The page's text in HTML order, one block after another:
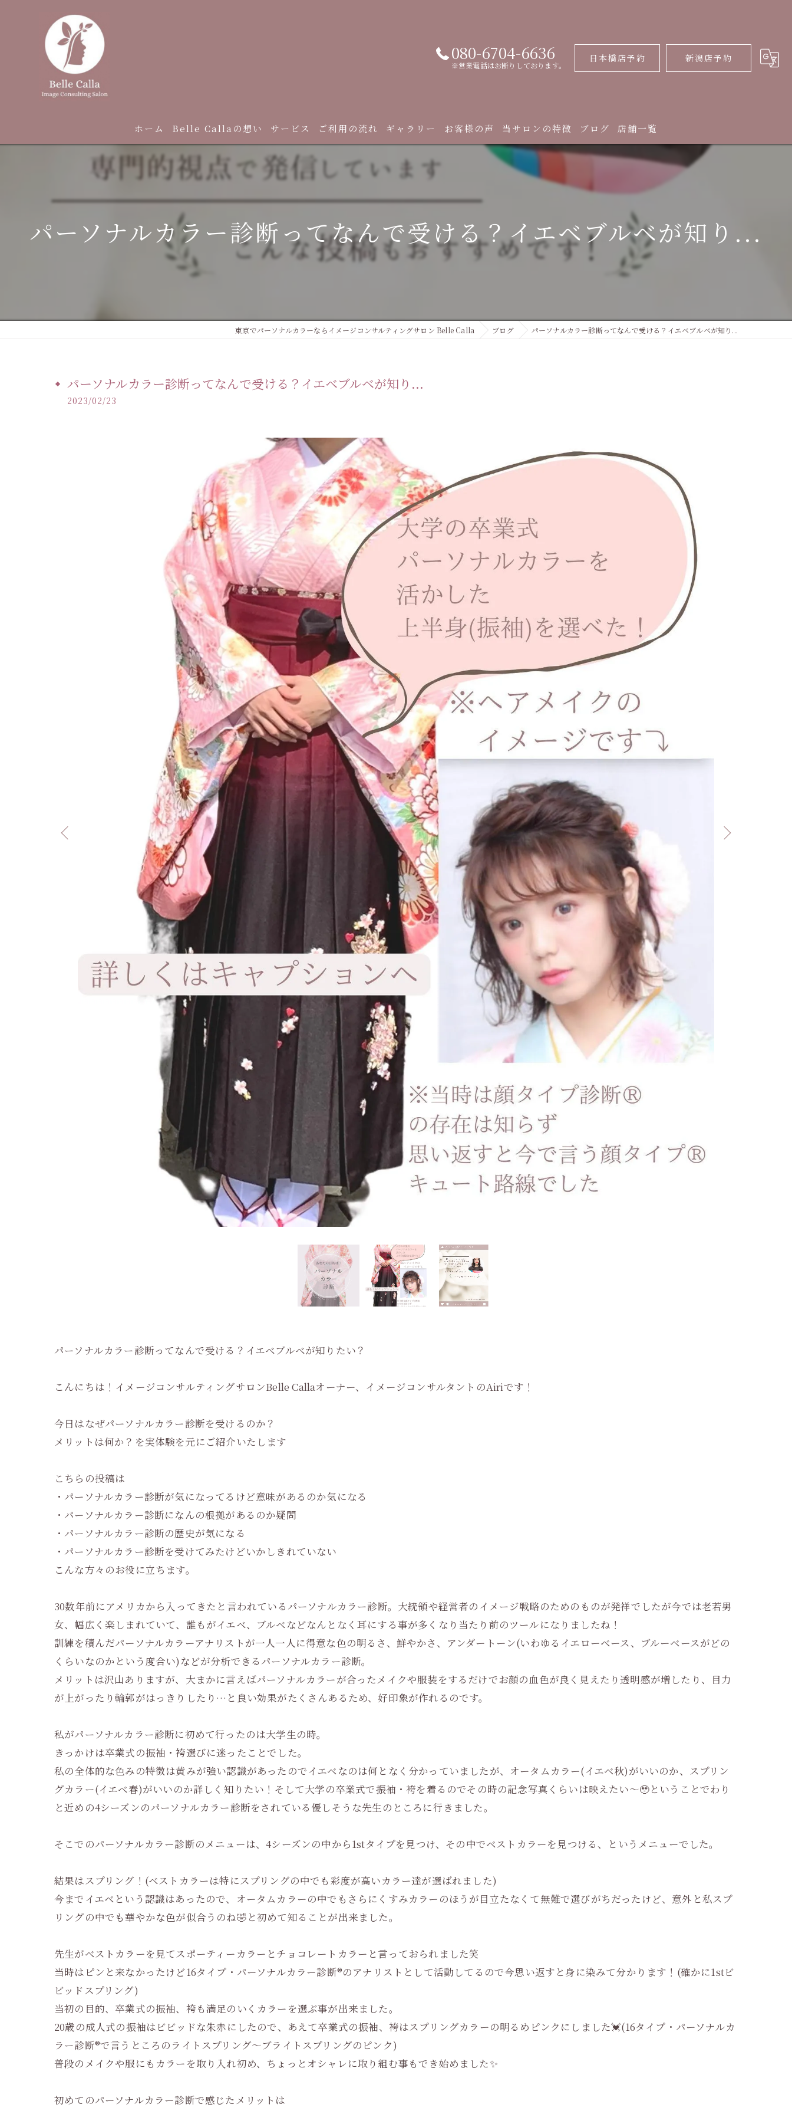
080-6704-6636
※営業電話はお断りしております。
日本橋店予約 新潟店予約
ホーム Belle Callaの想い サービス ご利用の流れ ギャラリー お客様の声 当サロンの特徴
診断
骨格診断
メイクレッスン
ブログ 店舗一覧
パーソナルカラー診断ってなんで受ける？イエベブルベが知り...
東京でパーソナルカラーならイメージコンサルティングサロン Belle Calla ブログ パーソナルカラー診断ってなんで受ける？イエベブルベが知り...
パーソナルカラー診断ってなんで受ける？イエベブルベが知り...
2023/02/23
パーソナルカラー診断ってなんで受ける？イエベブルベが知りたい？
こんにちは！イメージコンサルティングサロンBelle Callaオーナー、イメージコンサルタントのAiriです！
今日はなぜパーソナルカラー診断を受けるのか？
メリットは何か？を実体験を元にご紹介いたします
こちらの投稿は
・パーソナルカラー診断が気になってるけど意味があるのか気になる
・パーソナルカラー診断になんの根拠があるのか疑問
・パーソナルカラー診断の歴史が気になる
・パーソナルカラー診断を受けてみたけどいかしきれていない
こんな方々のお役に立ちます。
30数年前にアメリカから入ってきたと言われているパーソナルカラー診断。大統領や経営者のイメージ戦略のためのものが発祥でしたが今では老若男
女、幅広く楽しまれていて、誰もがイエベ、ブルベなどなんとなく耳にする事が多くなり当たり前のツールになりましたね！
訓練を積んだパーソナルカラーアナリストが一人一人に得意な色の明るさ、鮮やかさ、アンダートーン(いわゆるイエローベース、ブルーベースがどの
くらいなのかという度合い)などが分析できるパーソナルカラー診断。
メリットは沢山ありますが、大まかに言えばパーソナルカラーが合ったメイクや服装をするだけでお顔の血色が良く見えたり透明感が増したり、目力
が上がったり輪郭がはっきりしたり…と良い効果がたくさんあるため、好印象が作れるのです。
私がパーソナルカラー診断に初めて行ったのは大学生の時。
きっかけは卒業式の振袖・袴選びに迷ったことでした。
私の全体的な色みの特徴は黄みが強い認識があったのでイエベなのは何となく分かっていましたが、オータムカラー(イエベ秋)がいいのか、スプリン
グカラー(イエベ春)がいいのか詳しく知りたい！そして大学の卒業式で振袖・袴を着るのでその時の記念写真くらいは映えたい〜🥹ということでわり
と近めの4シーズンのパーソナルカラー診断をされている優しそうな先生のところに行きました。
そこでのパーソナルカラー診断のメニューは、4シーズンの中から1stタイプを見つけ、その中でベストカラーを見つける、というメニューでした。
結果はスプリング！(ベストカラーは特にスプリングの中でも彩度が高いカラー達が選ばれました)
今までイエベという認識はあったので、オータムカラーの中でもさらにくすみカラーのほうが目立たなくて無難で選びがちだったけど、意外と私スプ
リングの中でも華やかな色が似合うのね🤣と初めて知ることが出来ました。
先生がベストカラーを見てスポーティーカラーとチョコレートカラーと言っておられました笑
当時はピンと来なかったけど16タイプ・パーソナルカラー診断®︎のアナリストとして活動してるので今思い返すと身に染みて分かります！(確かに1stビ
ビッドスプリング)
当初の目的、卒業式の振袖、袴も満足のいくカラーを選ぶ事が出来ました。
20歳の成人式の振袖はビビッドな朱赤にしたので、あえて卒業式の振袖、袴はスプリングカラーの明るめピンクにしました💓(16タイプ・パーソナルカ
ラー診断®︎で言うところのライトスプリング〜ブライトスプリングのピンク)
普段のメイクや服にもカラーを取り入れ初め、ちょっとオシャレに取り組む事もでき始めました✨
初めてのパーソナルカラー診断で感じたメリットは